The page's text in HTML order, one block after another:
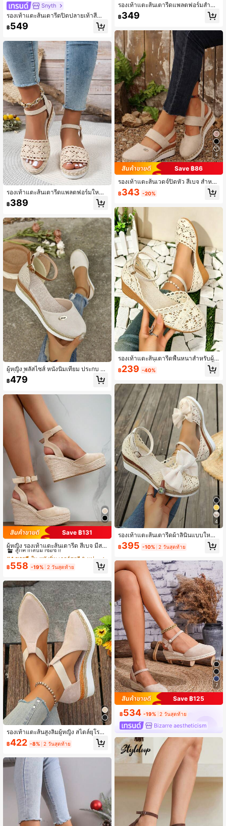
Snyth
รองเท้าแตะส้นเตารีดปิดปลายเท้าสีดำ
สไตล์พักผ่อนใหม่ รองเท้าผู้หญิงส้นสูงถั
กทอสำหรับฤดูร้อน
฿549
รองเท้าแตะส้นเตารีดแพลตฟอร์มใหม่
สำหรับฤดูร้อนของผู้หญิง, รองเท้าแตะส้
นสูงแบบกลวงเปิดนิ้วเท้าแบบสบาย ๆ
าง
฿389
ผู้หญิง พลัสไซส์ หนังนิ่มเทียม ประกบ แ
ฟชั่น น้ำหนักเบา รองเท้าผ้าใบ เอสพาด
ริลล์ รองเท้าแตะ พร้อม สง่างาม ส้นเตา
฿479
Save ฿131
ผู้หญิง รองเท้าแตะส้นเตารีด สีเบจ มีสา
ยพันข้อเท้า แบบทอ , ทรงหัวกลม รองเท้
าส้นสูง สำหรับ วันหยุด
#4 ขายดี
ลูกค้ากลับมาซื้อซ้ำ!
#4 ขายดี
ลูกค้ากลับมาซื้อซ้ำ!
#4 ขายดี
ลูกค้ากลับมาซื้อซ้ำ!
#4 ขายดี
ใน หนังนิ่ม เวดจ์สตรี & แฟลตฟอร์ม
ลูกค้ากลับมาซื้อซ้ำ!
฿558 -19% 2 วันสุดท้าย
รองเท้าแตะส้นสูงลิ่มผู้หญิง สไตล์ยุโรปแ
ละอเมริกา คอลเลกชันใหม่ต้นฤดูใบไม้ร่
วง 2026 พื้นหนาแบบแพลตฟอร์ม หัวแ
ว้ ยืดหยุ่น หัวปิด เว้าลึก
฿422 -8% 2 วันสุดท้าย
รองเท้าแตะส้นเตารีดแพลตฟอร์มสำหรั
บผู้หญิงไซส์ใหญ่, รองเท้าแตะรัดข้อเท้า
แบบเปิดนิ้วเท้าถักทอพื้นหนาแบบใหม่
นทาง
฿349
4
Save ฿86
รองเท้าแตะส้นเวดจ์ปิดหัว สีเบจ สำหรับ
ผู้หญิง สไตล์โบฮีเมียน สำหรับชายหาด
และวันหยุดฤดูร้อน ไซส์ 35-44
฿343 -20%
รองเท้าแตะส้นเตารีดพื้นหนาสำหรับผู้ห
ญิง ดีไซน์แฟชั่นแบบฉลุ หัวปิด มีหัวเข็
มขัด สไตล์โมริ สำหรับเที่ยวพักผ่อนฤดูร้
แบบพื้นแบน
฿239 -40%
4
รองเท้าแตะส้นเตารีดผ้าลินินแบบใหม่
สำหรับฤดูร้อนสำหรับผู้หญิง, รองเท้าแต
ะโรมันแบบทอแบบกลวงด้านล่างหนาแ
฿395 -10% 2 วันสุดท้าย
7
Save ฿125
฿534 -19% 2 วันสุดท้าย
Bizarre aestheticism